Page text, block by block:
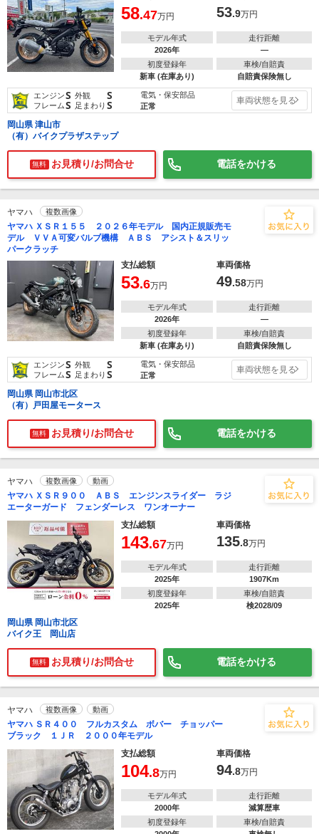
58.47万円 53.9万円
モデル年式
2026年
走行距離
―
初度登録年
新車 (在庫あり)
車検/自賠責
自賠責保険無し
エンジンS 外観 S
フレームS 足まわり S
電気・保安部品
正常
車両状態を見る
岡山県 津山市
（有）バイクプラザステップ
無料 お見積り/お問合せ 電話をかける
ヤマハ 複数画像
ヤマハ ＸＳＲ１５５ ２０２６年モデル 国内正規販売モ
デル ＶＶＡ可変バルブ機構 ＡＢＳ アシスト＆スリッ
パークラッチ
支払総額
車両価格
53.6万円 49.58万円
モデル年式
2026年
走行距離
―
初度登録年
新車 (在庫あり)
車検/自賠責
自賠責保険無し
エンジンS 外観 S
フレームS 足まわり S
電気・保安部品
正常
車両状態を見る
岡山県 岡山市北区
（有）戸田屋モータース
無料 お見積り/お問合せ 電話をかける
ヤマハ 複数画像 動画
ヤマハ ＸＳＲ９００ ＡＢＳ エンジンスライダー ラジ
エーターガード フェンダーレス ワンオーナー
支払総額
車両価格
143.67万円 135.8万円
モデル年式
2025年
走行距離
1907Km
初度登録年
2025年
車検/自賠責
検2028/09
岡山県 岡山市北区
バイク王 岡山店
無料 お見積り/お問合せ 電話をかける
ヤマハ 複数画像 動画
ヤマハ ＳＲ４００ フルカスタム ボバー チョッパー
ブラック １ＪＲ ２０００年モデル
支払総額
車両価格
104.8万円 94.8万円
モデル年式
2000年
走行距離
減算歴車
初度登録年
車検/自賠責